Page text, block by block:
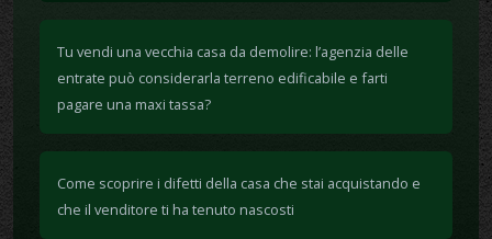
Tu vendi una vecchia casa da demolire: l’agenzia delle
entrate può considerarla terreno edificabile e farti
pagare una maxi tassa?
Come scoprire i difetti della casa che stai acquistando e
che il venditore ti ha tenuto nascosti